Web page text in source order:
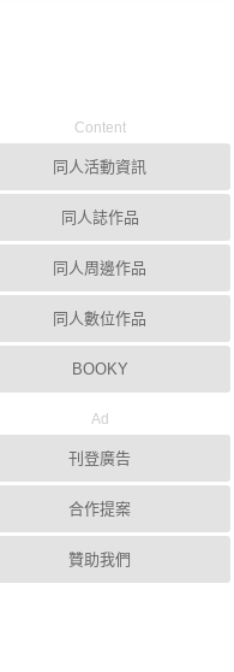
Content
同人活動資訊
同人誌作品
同人周邊作品
同人數位作品
BOOKY
Ad
刊登廣告
合作提案
贊助我們